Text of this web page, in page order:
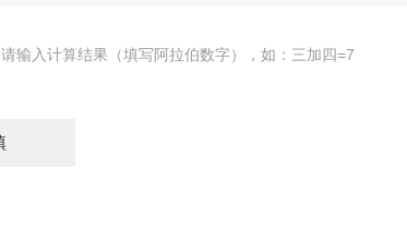
请输入计算结果（填写阿拉伯数字），如：三加四=7